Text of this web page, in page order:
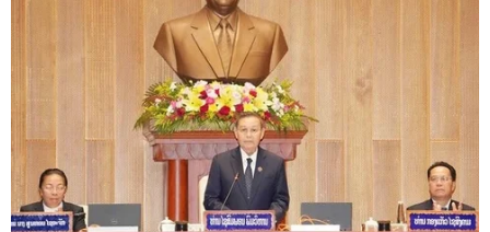
#Indonesia
#Chủ tịch Hồ Chí Minh
#Việt Nam-Indonesia
#VOV5
#Quan hệ ngoại giao
Indonesia